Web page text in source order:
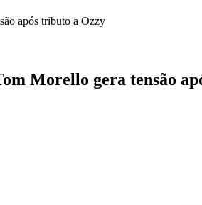
após tributo a Ozzy
Morello gera tensão